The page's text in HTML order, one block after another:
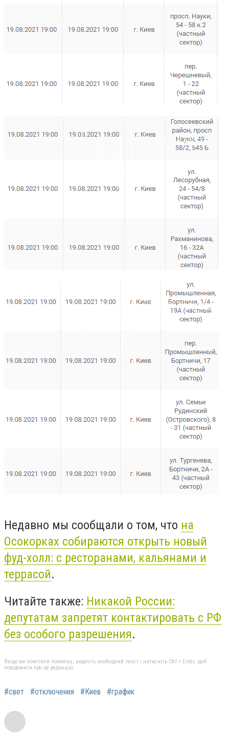
Недавно мы сообщали о том, что на
Осокорках собираются открыть новый
фуд-холл: с ресторанами, кальянами и
террасой.
Читайте также: Никакой России:
депутатам запретят контактировать с РФ
без особого разрешения.
Якщо ви помітили помилку, виділіть необхідний текст і натисніть Ctrl + Enter, щоб
повідомити про це редакцію
#свет #отключения #Киев #график